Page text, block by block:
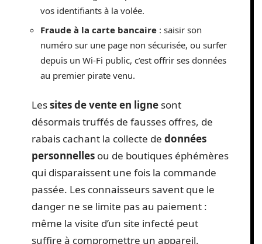
vos identifiants à la volée.
Fraude à la carte bancaire : saisir son
numéro sur une page non sécurisée, ou surfer
depuis un Wi-Fi public, c’est offrir ses données
au premier pirate venu.
Lessites de vente en ligne sont
désormais truffés de fausses offres, de
rabais cachant la collecte de données
personnelles ou de boutiques éphémères
qui disparaissent une fois la commande
passée. Les connaisseurs savent que le
danger ne se limite pas au paiement :
même la visite d’un site infecté peut
suffire à compromettre un appareil.